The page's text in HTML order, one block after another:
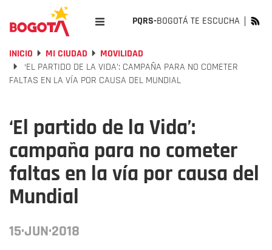
PQRS-BOGOTÁ TE ESCUCHA
INICIO MI CIUDAD
MOVILIDAD
‘EL PARTIDO DE LA VIDA’: CAMPAÑA PARA NO COMETER
FALTAS EN LA VÍA POR CAUSA DEL MUNDIAL
‘El partido de la Vida’:
campaña para no cometer
faltas en la vía por causa del
Mundial
15·JUN·2018